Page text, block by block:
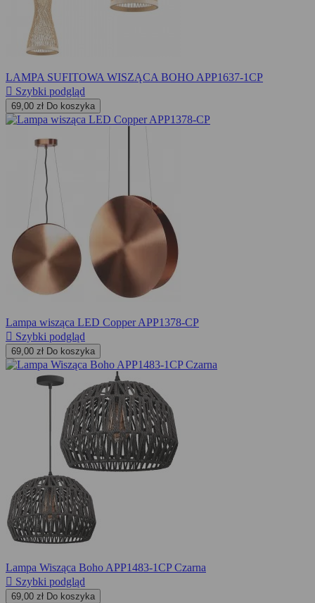
LAMPA SUFITOWA WISZĄCA BOHO APP1637-1CP
 Szybki podgląd
69,00 zł Do koszyka
Lampa wisząca LED Copper APP1378-CP
 Szybki podgląd
69,00 zł Do koszyka
Lampa Wisząca Boho APP1483-1CP Czarna
 Szybki podgląd
69,00 zł Do koszyka